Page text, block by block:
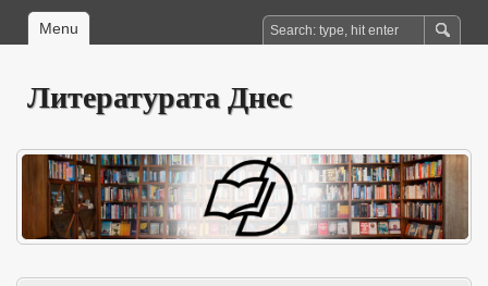
Menu
Литературата Днес